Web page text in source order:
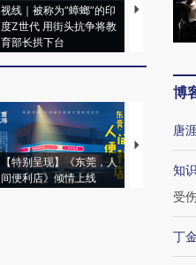
视线｜被称为“蟑螂”的印
度Z世代 用街头抗争将教
育部长拱下台
视线｜“入
机”？难民
飞地休达
【特别呈现】《东莞，人
间便利店》倾情上线
【推广】走
会，让数智
博
唐
知
受
丁